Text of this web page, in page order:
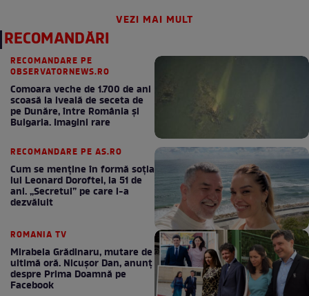
VEZI MAI MULT
RECOMANDĂRI
RECOMANDARE PE
OBSERVATORNEWS.RO
Comoara veche de 1.700 de ani
scoasă la iveală de seceta de
pe Dunăre, între România şi
Bulgaria. Imagini rare
RECOMANDARE PE AS.RO
Cum se menţine în formă soţia
lui Leonard Doroftei, la 51 de
ani. „Secretul” pe care l-a
dezvăluit
ROMANIA TV
Mirabela Grădinaru, mutare de
ultimă oră. Nicuşor Dan, anunţ
despre Prima Doamnă pe
Facebook